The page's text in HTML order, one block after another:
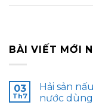
BÀI VIẾT MỚI
03
Th7
Hải sản
nước